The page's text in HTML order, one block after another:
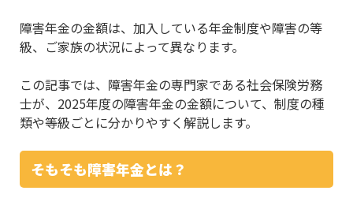
障害年金の金額は、加入している年金制度や障害の等
級、ご家族の状況によって異なります。
この記事では、障害年金の専門家である社会保険労務
士が、2025年度の障害年金の金額について、制度の種
類や等級ごとに分かりやすく解説します。
そもそも障害年金とは？